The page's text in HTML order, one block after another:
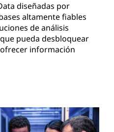
diseñadas por
altamente fiables
de análisis
pueda desbloquear
información